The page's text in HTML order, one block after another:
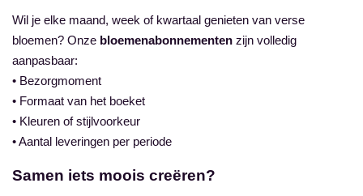
Wil je elke maand, week of kwartaal genieten van verse
bloemen? Onze bloemenabonnementen zijn volledig
aanpasbaar:
• Bezorgmoment
• Formaat van het boeket
• Kleuren of stijlvoorkeur
• Aantal leveringen per periode
Samen iets moois creëren?